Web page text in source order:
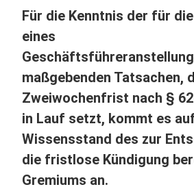
Für die Kenntnis der für
eines
maßgebenden Tatsachen,
Zweiwochenfrist nach §
in Lauf setzt, kommt es
Wissensstand des zur
die fristlose Kündigung
Gremiums an.